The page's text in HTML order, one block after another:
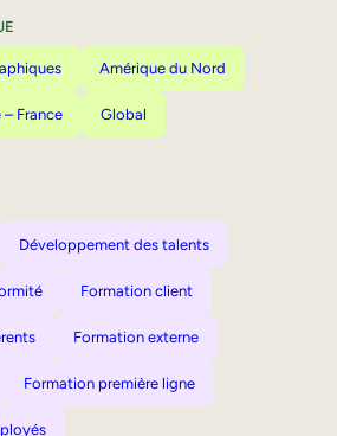
Amérique du Nord
– France Global
Développement des talents
Formation client
Formation externe
Formation première ligne